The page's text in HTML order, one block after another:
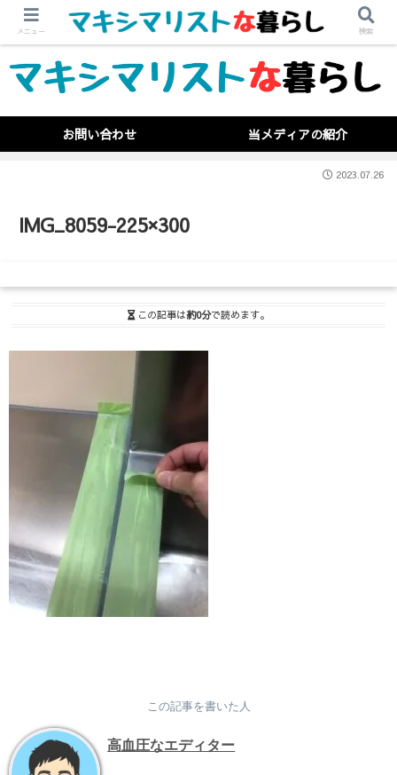
お問い合わせ 当メディアの紹介
IMG_8059-225×300
2023.07.26
この記事は約0分で読めます。
この記事を書いた人
高血圧なエディター
メニュー 検索